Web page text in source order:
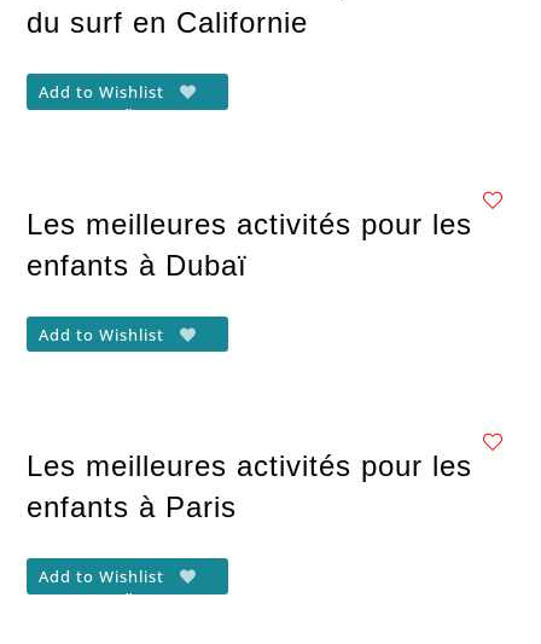
du surf en Californie
Add to Wishlist
Les meilleures activités pour les
enfants à Dubaï
Add to Wishlist
Les meilleures activités pour les
enfants à Paris
Add to Wishlist